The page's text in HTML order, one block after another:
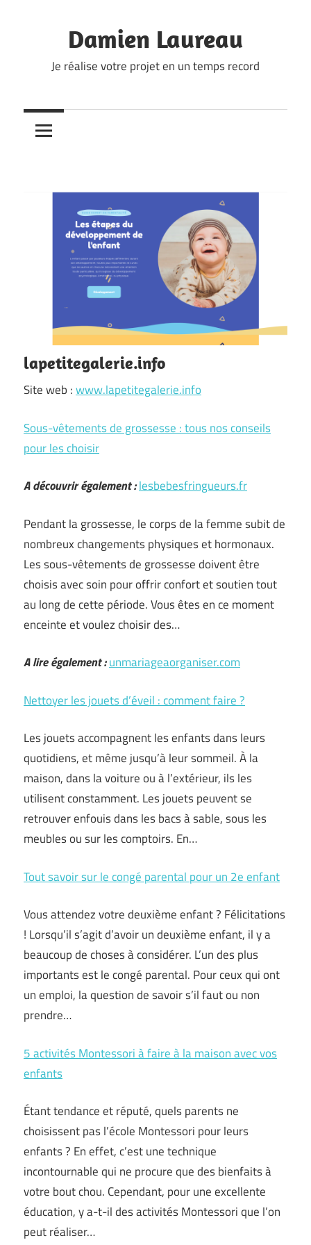
Damien Laureau
Je réalise votre projet en un temps record
lapetitegalerie.info
Site web :www.lapetitegalerie.info
Sous-vêtements de grossesse : tous nos conseils
pour les choisir
A découvrir également :lesbebesfringueurs.fr
Pendant la grossesse, le corps de la femme subit de
nombreux changements physiques et hormonaux.
Les sous-vêtements de grossesse doivent être
choisis avec soin pour offrir confort et soutien tout
au long de cette période. Vous êtes en ce moment
enceinte et voulez choisir des…
A lire également :unmariageaorganiser.com
Nettoyer les jouets d’éveil : comment faire ?
Les jouets accompagnent les enfants dans leurs
quotidiens, et même jusqu’à leur sommeil. À la
maison, dans la voiture ou à l’extérieur, ils les
utilisent constamment. Les jouets peuvent se
retrouver enfouis dans les bacs à sable, sous les
meubles ou sur les comptoirs. En…
Tout savoir sur le congé parental pour un 2e enfant
Vous attendez votre deuxième enfant ? Félicitations
! Lorsqu’il s’agit d’avoir un deuxième enfant, il y a
beaucoup de choses à considérer. L’un des plus
importants est le congé parental. Pour ceux qui ont
un emploi, la question de savoir s’il faut ou non
prendre…
5 activités Montessori à faire à la maison avec vos
enfants
Étant tendance et réputé, quels parents ne
choisissent pas l’école Montessori pour leurs
enfants ? En effet, c’est une technique
incontournable qui ne procure que des bienfaits à
votre bout chou. Cependant, pour une excellente
éducation, y a-t-il des activités Montessori que l’on
peut réaliser…